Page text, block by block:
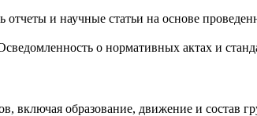
отчеты и научные статьи на основе
о нормативных актах и
включая образование, движение и состав